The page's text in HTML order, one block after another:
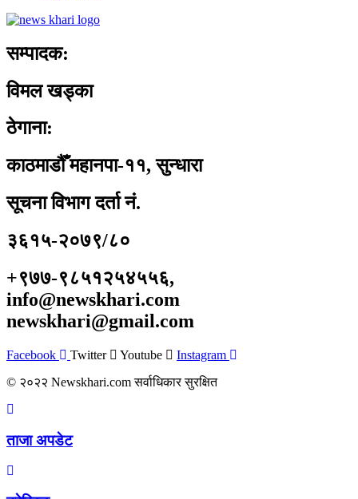
सम्पादक:
विमल खड्का
ठेगाना:
काठमाडौँ महानपा-११, सुन्धारा
सूचना विभाग दर्ता नं.
३६१५-२०७९/८०
+९७७-९८५१२५४५५६,
info@newskhari.com
newskhari@gmail.com
Facebook Twitter Youtube
Instagram
© २०२२ Newskhari.com सर्वाधिकार सुरक्षित
ताजा अपडेट